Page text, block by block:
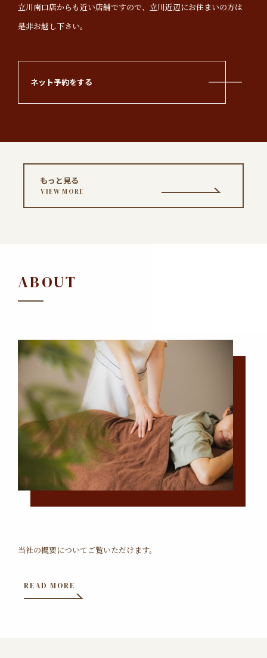
立川南口店からも近い店舗ですので、立川近辺にお住まいの方は
是非お越し下さい。
ネット予約をする
もっと見る
VIEW MORE
ABOUT
当社の概要についてご覧いただけます。
READ MORE